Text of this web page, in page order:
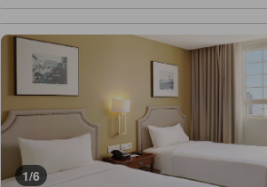
1/6